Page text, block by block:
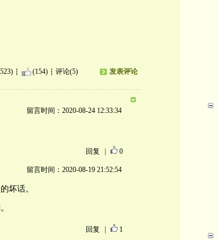
(154) 评论(5) 发表评论
留言时间：2020-08-24 12:33:34
回复 0
留言时间：2020-08-19 21:52:54
坏话。
回复 1